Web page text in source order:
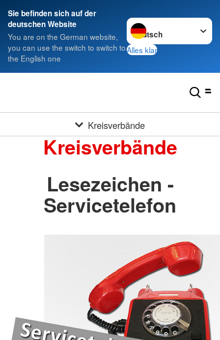
Sie befinden sich auf der
deutschen Website
You are on the German website,
you can use the switch to switch to
the English one
Sprache wechseln zu
Alles klar
Kreisverbände
Kreisverbände
Lesezeichen -
Servicetelefon